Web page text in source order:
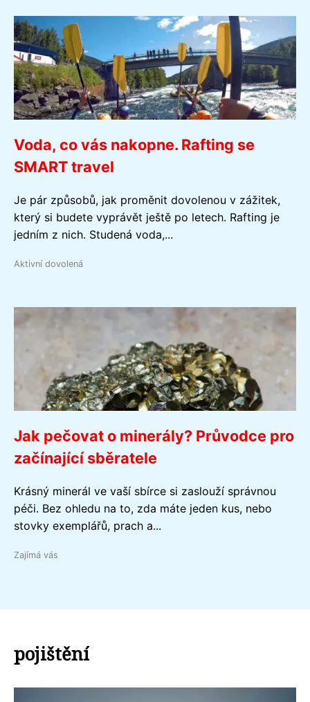
Voda, co vás nakopne. Rafting se
SMART travel
Je pár způsobů, jak proměnit dovolenou v zážitek,
který si budete vyprávět ještě po letech. Rafting je
jedním z nich. Studená voda,...
Aktivní dovolená
Jak pečovat o minerály? Průvodce pro
začínající sběratele
Krásný minerál ve vaší sbírce si zaslouží správnou
péči. Bez ohledu na to, zda máte jeden kus, nebo
stovky exemplářů, prach a...
Zajímá vás
pojištění